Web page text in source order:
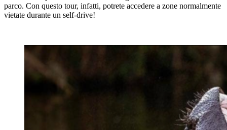
parco. Con questo tour, infatti, potrete accedere a zone normalmente
vietate durante un self-drive!